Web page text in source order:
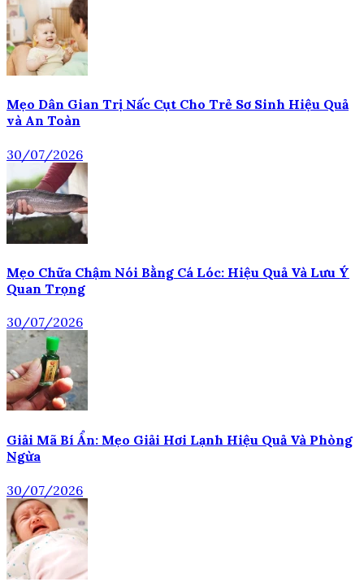
Mẹo Dân Gian Trị Nấc Cụt Cho Trẻ Sơ Sinh Hiệu Quả
và An Toàn
30/07/2026
Mẹo Chữa Chậm Nói Bằng Cá Lóc: Hiệu Quả Và Lưu Ý
Quan Trọng
30/07/2026
Giải Mã Bí Ẩn: Mẹo Giải Hơi Lạnh Hiệu Quả Và Phòng
Ngừa
30/07/2026